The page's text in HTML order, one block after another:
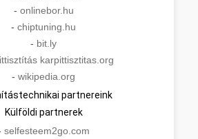
- onlinebor.hu
- chiptuning.hu
- bit.ly
karpittisztitas.org
- wikipedia.org
partnereink
Külföldi partnerek
selfesteem2go.com